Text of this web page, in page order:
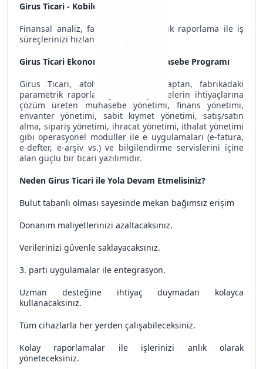
Girus Ticari - Kobilerin Ticari Yazılımı
Finansal analiz, fatura takibi ve anlık raporlama ile iş
süreçlerinizi hızlandırın
Girus Ticari Ekonomik ve Kolay Muhasebe Programı
Girus Ticari, atölyedeki hesap kitaptan, fabrikadaki
parametrik raporlamaya tüm işletmelerin ihtiyaçlarına
çözüm üreten muhasebe yönetimi, finans yönetimi,
envanter yönetimi, sabit kıymet yönetimi, satış/satın
alma, sipariş yönetimi, ihracat yönetimi, ithalat yönetimi
gibi operasyonel modüller ile e uygulamaları (e-fatura,
e-defter, e-arşiv vs.) ve bilgilendirme servislerini içine
alan güçlü bir ticari yazılımıdır.
Neden Girus Ticari ile Yola Devam Etmelisiniz?
Bulut tabanlı olması sayesinde mekan bağımsız erişim
Donanım maliyetlerinizi azaltacaksınız.
Verilerinizi güvenle saklayacaksınız.
3. parti uygulamalar ile entegrasyon.
Uzman desteğine ihtiyaç duymadan kolayca
kullanacaksınız.
Tüm cihazlarla her yerden çalışabileceksiniz.
Kolay raporlamalar ile işlerinizi anlık olarak
yöneteceksiniz.